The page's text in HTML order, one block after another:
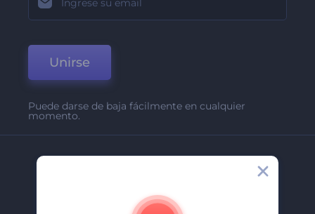
Unirse
Puede darse de baja fácilmente en cualquier
momento.